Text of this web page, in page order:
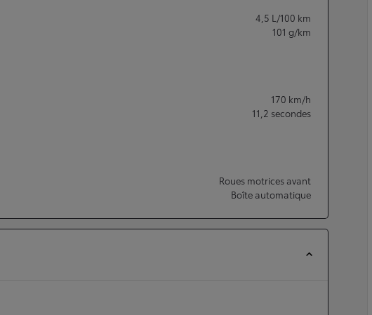
4,5 L/100 km
101 g/km
170 km/h
11,2 secondes
Roues motrices avant
Boîte automatique